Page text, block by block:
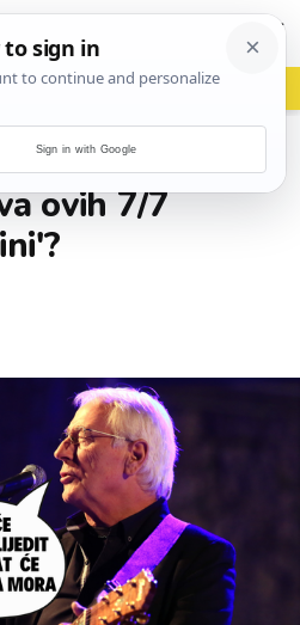
vrh! woot?!
ovih 7/7
Sign in with Google